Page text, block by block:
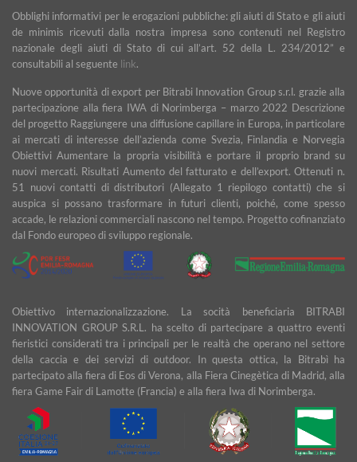
Obblighi informativi per le erogazioni pubbliche: gli aiuti di Stato e gli aiuti
de minimis ricevuti dalla nostra impresa sono contenuti nel Registro
nazionale degli aiuti di Stato di cui all’art. 52 della L. 234/2012” e
consultabili al seguente link.
Nuove opportunità di export per Bitrabi Innovation Group s.r.l. grazie alla
partecipazione alla fiera IWA di Norimberga – marzo 2022 Descrizione
del progetto Raggiungere una diffusione capillare in Europa, in particolare
ai mercati di interesse dell’azienda come Svezia, Finlandia e Norvegia
Obiettivi Aumentare la propria visibilità e portare il proprio brand su
nuovi mercati. Risultati Aumento del fatturato e dell’export. Ottenuti n.
51 nuovi contatti di distributori (Allegato 1 riepilogo contatti) che si
auspica si possano trasformare in futuri clienti, poiché, come spesso
accade, le relazioni commerciali nascono nel tempo. Progetto cofinanziato
dal Fondo europeo di sviluppo regionale.
Obiettivo internazionalizzazione. La socità beneficiaria BITRABI
INNOVATION GROUP S.R.L. ha scelto di partecipare a quattro eventi
fieristici considerati tra i principali per le realtà che operano nel settore
della caccia e dei servizi di outdoor. In questa ottica, la Bitrabì ha
partecipato alla fiera di Eos di Verona, alla Fiera Cinegètica di Madrid, alla
fiera Game Fair di Lamotte (Francia) e alla fiera Iwa di Norimberga.